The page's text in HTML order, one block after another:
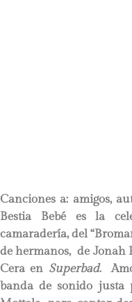
Canciones a: amigos,
Bestia Bebé es la
camaradería, del
de hermanos, de Jonah
Cera en Superbad.
banda de sonido justa